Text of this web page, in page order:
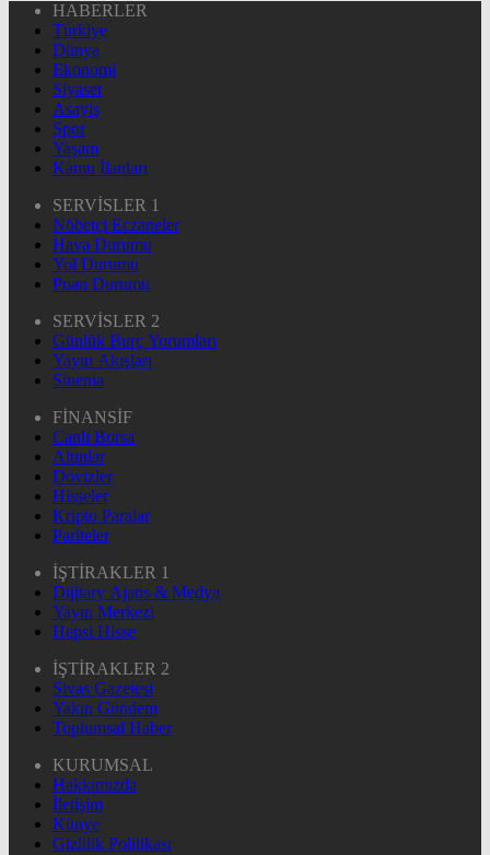
HABERLER
Türkiye
Dünya
Ekonomi
Siyaset
Asayiş
Spor
Yaşam
Kamu İlanları
SERVİSLER 1
Nöbetçi Eczaneler
Hava Durumu
Yol Durumu
Puan Durumu
SERVİSLER 2
Günlük Burç Yorumları
Yayın Akışları
Sinema
FİNANSİF
Canlı Borsa
Altınlar
Dövizler
Hisseler
Kripto Paralar
Pariteler
İŞTİRAKLER 1
Dijitary Ajans & Medya
Yayın Merkezi
Hepsi Hisse
İŞTİRAKLER 2
Sivas Gazetesi
Yakın Gündem
Toplumsal Haber
KURUMSAL
Hakkımızda
İletişim
Künye
Gizlilik Politikası